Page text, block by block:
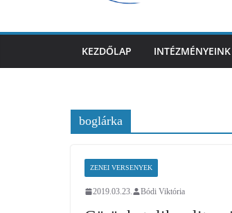
KEZDŐLAP INTÉZMÉNYEINK
boglárka
ZENEI VERSENYEK
2019.03.23. Bódi Viktória